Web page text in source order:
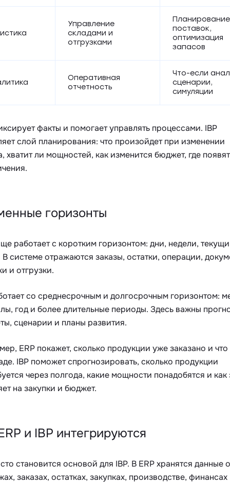
Управление
складами и
отгрузками
Планирование
поставок,
оптимизация
запасов
Оперативная
отчетность
Что-если
сценарии,
симуляции
факты и помогает управлять процессами. IBP
слой планирования: что произойдет при изменении
хватит ли мощностей, как изменится бюджет, где
горизонты
работает с коротким горизонтом: дни, недели,
системе отражаются заказы, остатки, операции,
и отгрузки.
со среднесрочным и долгосрочным горизонтом:
год и более длительные периоды. Здесь важны
сценарии и планы развития.
ERP покажет, сколько продукции уже заказано и что
IBP поможет спрогнозировать, сколько продукции
через полгода, какие мощности понадобятся и как
на закупки и бюджет.
и IBP интегрируются
становится основой для IBP. В ERP хранятся данные о
заказах, остатках, закупках, производстве, финансах